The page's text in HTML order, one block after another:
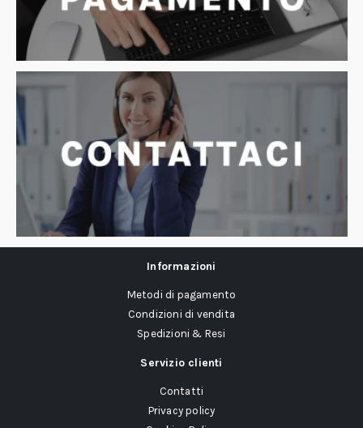
Informazioni
Metodi di pagamento
Condizioni di vendita
Spedizioni & Resi
Servizio clienti
Contatti
Privacy policy